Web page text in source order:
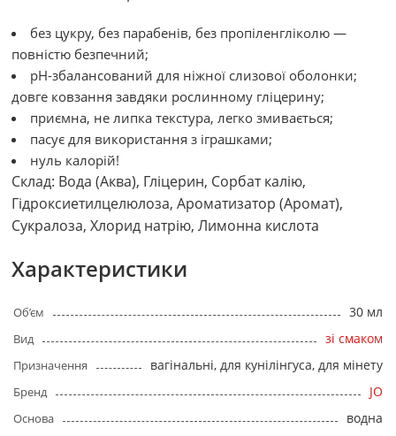
без цукру, без парабенів, без пропіленгліколю —
повністю безпечний;
pH-збалансований для ніжної слизової оболонки;
довге ковзання завдяки рослинному гліцерину;
приємна, не липка текстура, легко змивається;
пасує для використання з іграшками;
нуль калорій!
Склад: Вода (Аква), Гліцерин, Сорбат калію,
Гідроксиетилцелюлоза, Ароматизатор (Аромат),
Сукралоза, Хлорид натрію, Лимонна кислота
Характеристики
Об’єм 30 мл
Вид зі смаком
Призначення вагінальні, для кунілінгуса, для мінету
Бренд JO
Основа водна